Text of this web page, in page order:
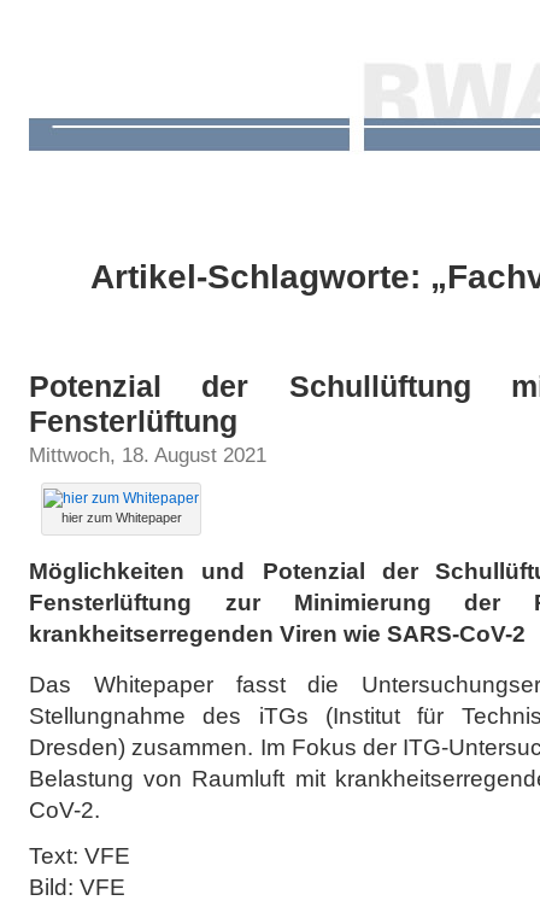
Artikel-Schlagworte:
Potenzial der Schullüftung
Fensterlüftung
Mittwoch, 18. August 2021
hier zum Whitepaper
Möglichkeiten und Potenzial der
Fensterlüftung zur Minimierung der
krankheitserregenden Viren wie SARS-CoV-2
Das Whitepaper fasst die
Stellungnahme des iTGs (Institut für
Dresden) zusammen. Im Fokus der ITG-
Belastung von Raumluft mit
CoV-2.
Text: VFE
Bild: VFE